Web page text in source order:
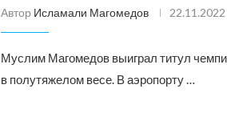
Автор Исламали Магомедов 22.11.2022
Муслим Магомедов выиграл титул
в полутяжелом весе. В аэропорту …